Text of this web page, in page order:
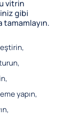
vitrin
gibi
tamamlayın.
yapın,